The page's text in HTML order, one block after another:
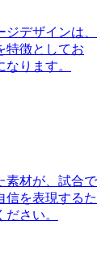
デザインは、
特徴としてお
ります。
素材が、試合で
信を表現するた
さい。